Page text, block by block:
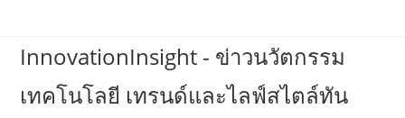
contentInnovationInsight - ข่าวนวัตกรรม
เทคโนโลยี เทรนด์และไลฟ์สไตล์ทัน